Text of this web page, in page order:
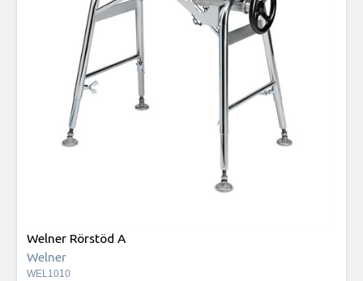
Welner Rörstöd A
Welner
WEL1010